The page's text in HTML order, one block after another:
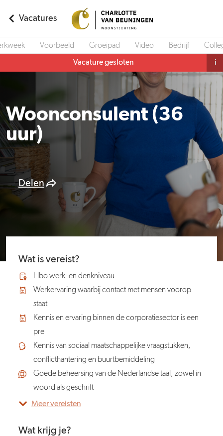
Vacatures
Voorbeeld Groeipad Video Bedrijf
Vacature gesloten i
Woonconsulent (36
uur)
Delen
Wat is vereist?
Hbo werk- en denkniveau
Werkervaring waarbij contact met mensen voorop
staat
Kennis en ervaring binnen de corporatiesector is een
pre
Kennis van sociaal maatschappelijke vraagstukken,
conflicthantering en buurtbemiddeling
Goede beheersing van de Nederlandse taal, zowel in
woord als geschrift
Meer vereisten
Wat krijg je?